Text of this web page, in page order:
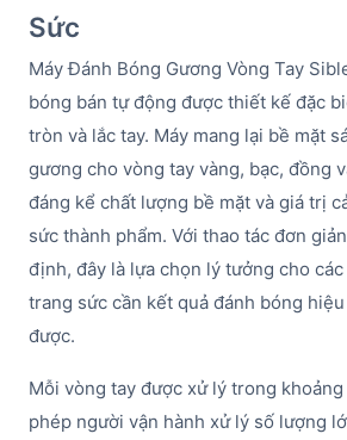
Sức
Máy Đánh Bóng Gương Vòng Tay
bóng bán tự động được thiết kế đặc
tròn và lắc tay. Máy mang lại bề mặt
gương cho vòng tay vàng, bạc, đồng
đáng kể chất lượng bề mặt và giá trị
sức thành phẩm. Với thao tác đơn
định, đây là lựa chọn lý tưởng cho
trang sức cần kết quả đánh bóng
được.
Mỗi vòng tay được xử lý trong khoảng
phép người vận hành xử lý số lượng